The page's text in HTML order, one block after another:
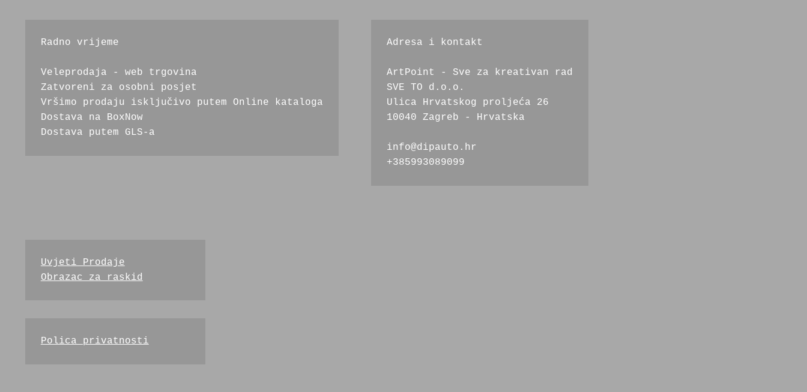
Radno vrijeme
Veleprodaja - web trgovina
Zatvoreni za osobni posjet
Vršimo prodaju isključivo putem Online kataloga
Dostava na BoxNow
Dostava putem GLS-a
Adresa i kontakt
ArtPoint - Sve za kreativan rad
SVE TO d.o.o.
Ulica Hrvatskog proljeća 26
10040 Zagreb - Hrvatska
info@dipauto.hr
+385993089099
Uvjeti Prodaje
Obrazac za raskid
Polica privatnosti